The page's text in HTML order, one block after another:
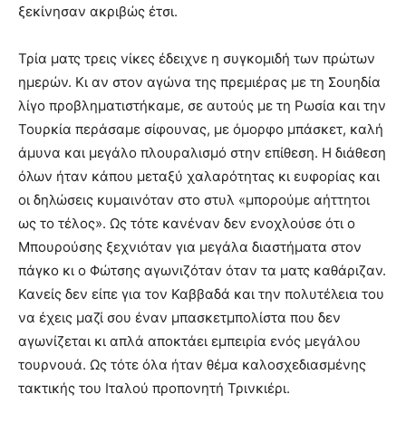
ξεκίνησαν ακριβώς έτσι.
Τρία ματς τρεις νίκες έδειχνε η συγκομιδή των πρώτων
ημερών. Κι αν στον αγώνα της πρεμιέρας με τη Σουηδία
λίγο προβληματιστήκαμε, σε αυτούς με τη Ρωσία και την
Τουρκία περάσαμε σίφουνας, με όμορφο μπάσκετ, καλή
άμυνα και μεγάλο πλουραλισμό στην επίθεση. Η διάθεση
όλων ήταν κάπου μεταξύ χαλαρότητας κι ευφορίας και
οι δηλώσεις κυμαινόταν στο στυλ «μπορούμε αήττητοι
ως το τέλος». Ως τότε κανέναν δεν ενοχλούσε ότι ο
Μπουρούσης ξεχνιόταν για μεγάλα διαστήματα στον
πάγκο κι ο Φώτσης αγωνιζόταν όταν τα ματς καθάριζαν.
Κανείς δεν είπε για τον Καββαδά και την πολυτέλεια του
να έχεις μαζί σου έναν μπασκετμπολίστα που δεν
αγωνίζεται κι απλά αποκτάει εμπειρία ενός μεγάλου
τουρνουά. Ως τότε όλα ήταν θέμα καλοσχεδιασμένης
τακτικής του Ιταλού προπονητή Τρινκιέρι.